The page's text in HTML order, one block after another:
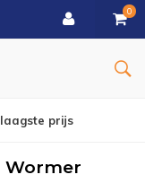
0
150
Wormer